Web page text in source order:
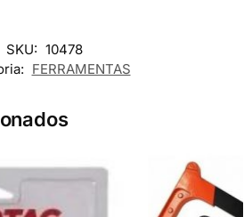
SKU: 10478
FERRAMENTAS